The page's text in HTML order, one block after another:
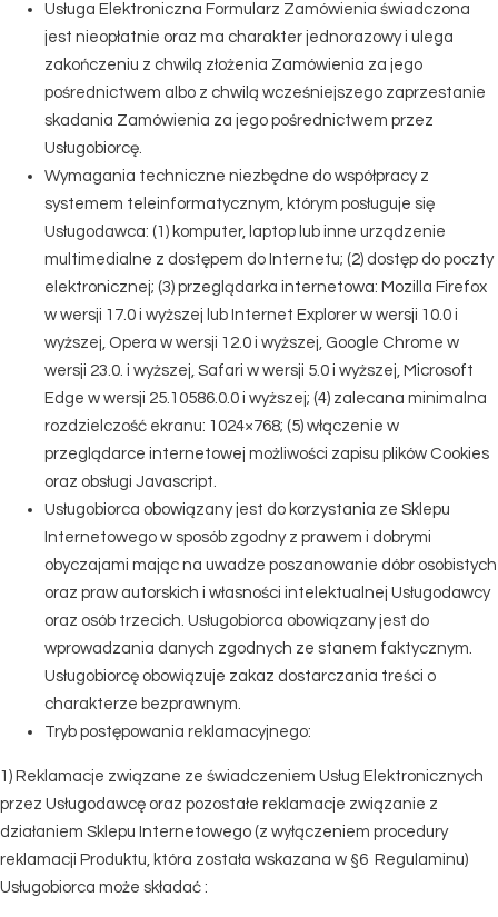
Usługa Elektroniczna Formularz Zamówienia świadczona
jest nieopłatnie oraz ma charakter jednorazowy i ulega
zakończeniu z chwilą złożenia Zamówienia za jego
pośrednictwem albo z chwilą wcześniejszego zaprzestanie
skadania Zamówienia za jego pośrednictwem przez
Usługobiorcę.
Wymagania techniczne niezbędne do współpracy z
systemem teleinformatycznym, którym posługuje się
Usługodawca: (1) komputer, laptop lub inne urządzenie
multimedialne z dostępem do Internetu; (2) dostęp do poczty
elektronicznej; (3) przeglądarka internetowa: Mozilla Firefox
w wersji 17.0 i wyższej lub Internet Explorer w wersji 10.0 i
wyższej, Opera w wersji 12.0 i wyższej, Google Chrome w
wersji 23.0. i wyższej, Safari w wersji 5.0 i wyższej, Microsoft
Edge w wersji 25.10586.0.0 i wyższej; (4) zalecana minimalna
rozdzielczość ekranu: 1024×768; (5) włączenie w
przeglądarce internetowej możliwości zapisu plików Cookies
oraz obsługi Javascript.
Usługobiorca obowiązany jest do korzystania ze Sklepu
Internetowego w sposób zgodny z prawem i dobrymi
obyczajami mając na uwadze poszanowanie dóbr osobistych
oraz praw autorskich i własności intelektualnej Usługodawcy
oraz osób trzecich. Usługobiorca obowiązany jest do
wprowadzania danych zgodnych ze stanem faktycznym.
Usługobiorcę obowiązuje zakaz dostarczania treści o
charakterze bezprawnym.
Tryb postępowania reklamacyjnego:
1) Reklamacje związane ze świadczeniem Usług Elektronicznych
przez Usługodawcę oraz pozostałe reklamacje związanie z
działaniem Sklepu Internetowego (z wyłączeniem procedury
reklamacji Produktu, która została wskazana w §6 Regulaminu)
Usługobiorca może składać :